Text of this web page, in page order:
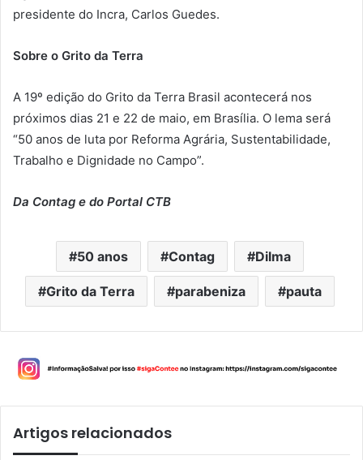
presidente do Incra, Carlos Guedes.
Sobre o Grito da Terra
A 19º edição do Grito da Terra Brasil acontecerá nos
próximos dias 21 e 22 de maio, em Brasília. O lema será
“50 anos de luta por Reforma Agrária, Sustentabilidade,
Trabalho e Dignidade no Campo”.
Da Contag e do Portal CTB
50 anos Contag Dilma
Grito da Terra parabeniza pauta
Artigos relacionados